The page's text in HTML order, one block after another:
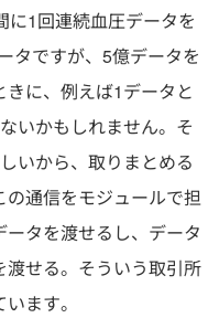
に1回連続血圧データを
タですが、5億データを
に、例えば1データと
いかもしれません。そ
いから、取りまとめる
の通信をモジュールで担
タを渡せるし、データ
せる。そういう取引所
ます。